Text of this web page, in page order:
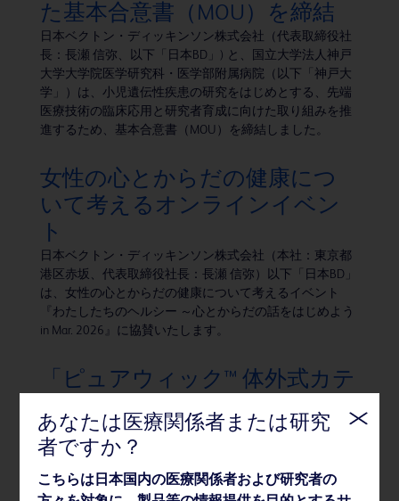
た基本合意書（MOU）を締結
日本ベクトン・ディッキンソン株式会社（代表取締役社
長：長瀬 信弥、以下「日本BD」) と、国立大学法人神戸
大学大学院医学研究科・医学部附属病院（以下「神戸大
学」）は、小児遺伝性疾患の研究をはじめとする、先端
医療技術の臨床応用と研究者育成に向けた取り組みを推
進するため、基本合意書（MOU）を締結しました。
女性の心とからだの健康につ
いて考えるオンラインイベン
ト
日本ベクトン・ディッキンソン株式会社（本社：東京都
港区赤坂、代表取締役社長：長瀬 信弥）以下「日本BD」
は、女性の心とからだの健康について考えるイベント
『わたしたちのヘルシー ～心とからだの話をはじめよう
in Mar. 2026』に協賛いたします。
「ピュアウィック™ 体外式カテ
ーテル」女性用、男性用製品を
新発売
BDのグループ会社である株式会社メディコン（本社：大
阪府大阪市、代表取締役社長：長瀬信弥）は、2026年2
月16日、体内に留置しない非侵襲的な排尿ケアシステム
あなたは医療関係者または研究
者ですか？
こちらは日本国内の医療関係者および研究者の